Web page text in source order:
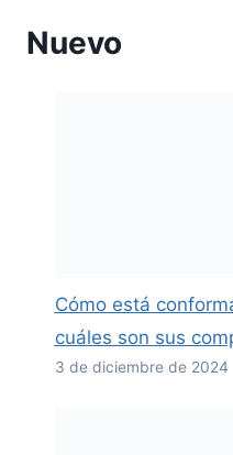
Nuevo
Cómo está
cuáles son sus
3 de diciembre de 2024